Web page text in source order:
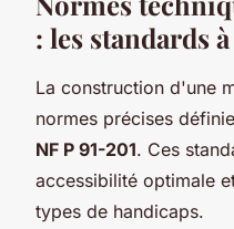
: les standards
La construction d'une
normes précises
NF P 91-201. Ces
accessibilité optimale
types de handicaps.